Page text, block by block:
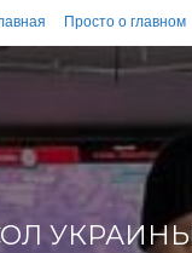
Просто о главном